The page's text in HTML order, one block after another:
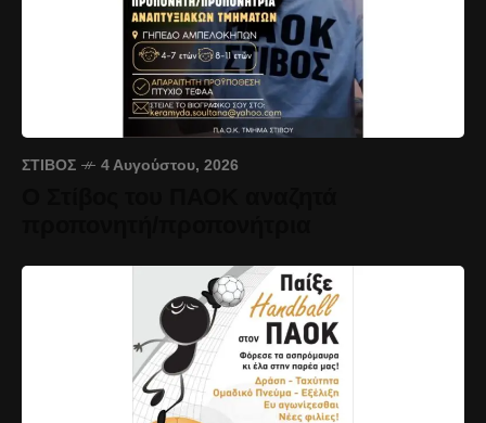
ΣΤΊΒΟΣ 4 Αυγούστου, 2026